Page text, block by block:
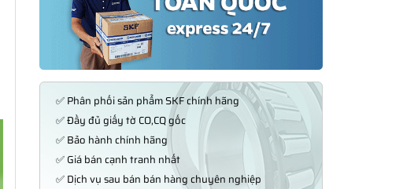
✅ Phân phối sản phẩm SKF chính hãng
✅ Đầy đủ giấy tờ CO,CQ gốc
✅ Bảo hành chính hãng
✅ Giá bán cạnh tranh nhất
✅ Dịch vụ sau bán bán hàng chuyên nghiệp